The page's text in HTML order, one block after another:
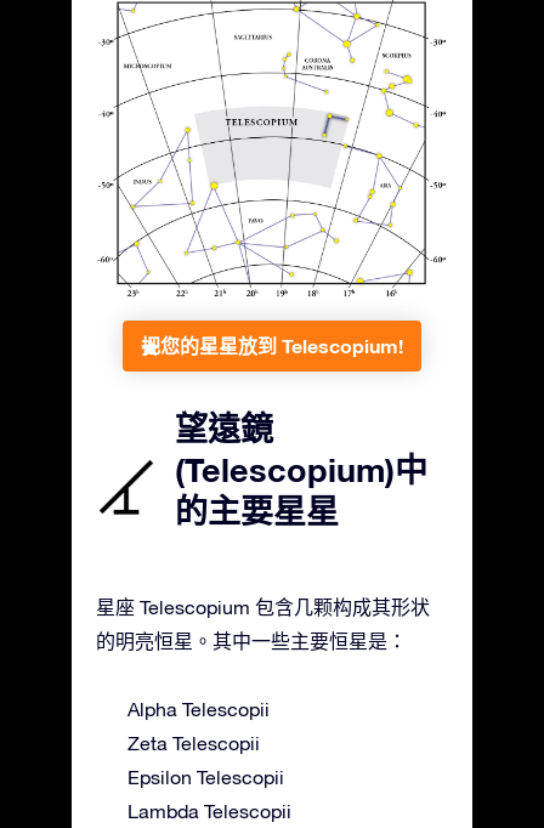
把您的星星放到 Telescopium!
望遠鏡
(Telescopium)中
的主要星星
星座 Telescopium 包含几颗构成其形状
的明亮恒星。其中一些主要恒星是：
Alpha Telescopii
Zeta Telescopii
Epsilon Telescopii
Lambda Telescopii